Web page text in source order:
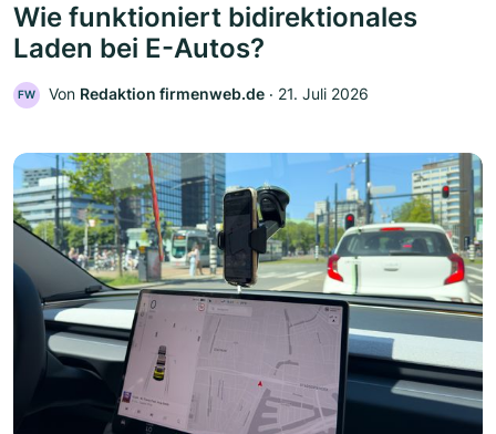
Wie funktioniert bidirektionales
Laden bei E-Autos?
FW Von Redaktion firmenweb.de ‧ 21. Juli 2026